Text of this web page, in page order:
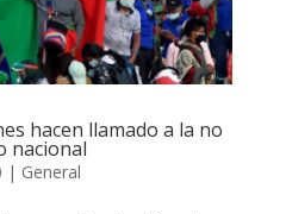
hacen llamado a la no
nacional
| General